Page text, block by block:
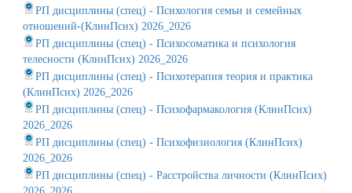
РП дисциплины (спец) - Психология семьи и семейных
отношений-(КлинПсих) 2026_2026
РП дисциплины (спец) - Психосоматика и психология
телесности (КлинПсих) 2026_2026
РП дисциплины (спец) - Психотерапия теория и практика
(КлинПсих) 2026_2026
РП дисциплины (спец) - Психофармакология (КлинПсих)
2026_2026
РП дисциплины (спец) - Психофизиология (КлинПсих)
2026_2026
РП дисциплины (спец) - Расстройства личности (КлинПсих)